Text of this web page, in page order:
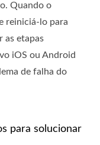
Quando o
reiniciá-lo para
as etapas
iOS ou Android
de falha do
para solucionar